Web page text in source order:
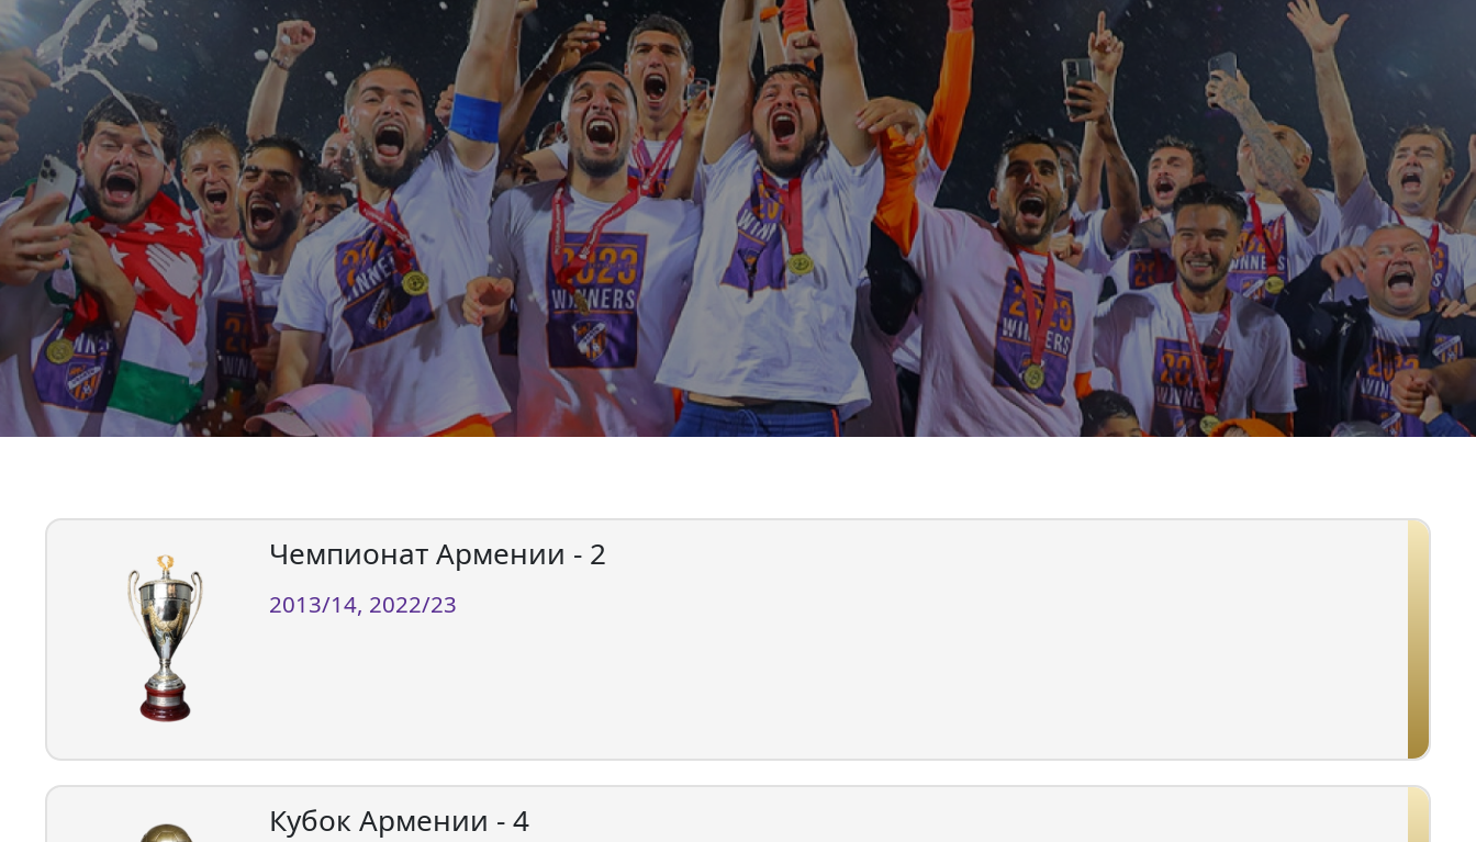
Чемпионат Армении - 2
2013/14, 2022/23
Кубок Армении - 4